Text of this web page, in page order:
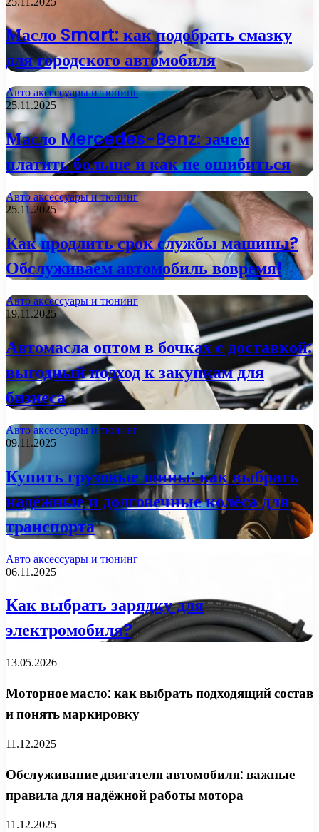
Масло Smart: как подобрать смазку
для городского автомобиля
Авто аксессуары и тюнинг
25.11.2025
Масло Mercedes-Benz: зачем
платить больше и как не ошибиться
Авто аксессуары и тюнинг
25.11.2025
Как продлить срок службы машины?
Обслуживаем автомобиль вовремя!
Авто аксессуары и тюнинг
19.11.2025
Автомасла оптом в бочках с доставкой:
выгодный подход к закупкам для
бизнеса
Авто аксессуары и тюнинг
09.11.2025
Купить грузовые шины: как выбрать
надёжные и долговечные колёса для
транспорта
Авто аксессуары и тюнинг
06.11.2025
Как выбрать зарядку для
электромобиля?
13.05.2026
Моторное масло: как выбрать подходящий состав
и понять маркировку
11.12.2025
Обслуживание двигателя автомобиля: важные
правила для надёжной работы мотора
11.12.2025